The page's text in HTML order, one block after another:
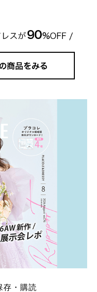
存・購読